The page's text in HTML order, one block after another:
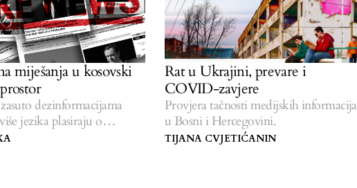
miješanja u kosovski
dezinformacijama
jezika plasiraju o
Rat u Ukrajini, prevare i
COVID-zavjere
Provjera tačnosti medijskih informacija
u Bosni i Hercegovini.
TIJANA CVJETIĆANIN